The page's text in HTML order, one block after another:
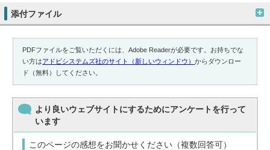
添付ファイル
PDFファイルをご覧いただくには、Adobe Readerが必要です。お持ちでな
い方はアドビシステムズ社のサイト（新しいウィンドウ）からダウンロー
ド（無料）してください。
より良いウェブサイトにするためにアンケートを行って
います
このページの感想をお聞かせください（複数回答可）